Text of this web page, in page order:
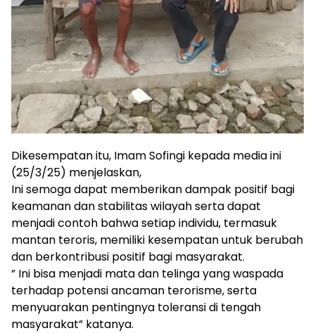
Dikesempatan itu, Imam Sofingi kepada media ini
(25/3/25) menjelaskan,
Ini semoga dapat memberikan dampak positif bagi
keamanan dan stabilitas wilayah serta dapat
menjadi contoh bahwa setiap individu, termasuk
mantan teroris, memiliki kesempatan untuk berubah
dan berkontribusi positif bagi masyarakat.
” Ini bisa menjadi mata dan telinga yang waspada
terhadap potensi ancaman terorisme, serta
menyuarakan pentingnya toleransi di tengah
masyarakat” katanya.